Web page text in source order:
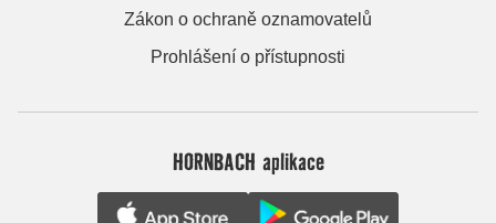
Zákon o ochraně oznamovatelů
Prohlášení o přístupnosti
HORNBACH aplikace